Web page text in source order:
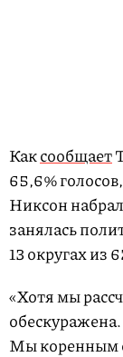
Каксообщает
65,6%
Никсон
занялась
13 округах из
«Хотя мы
Мы коренным